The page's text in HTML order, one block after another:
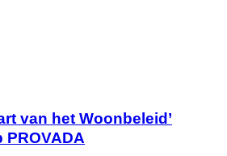
van het Woonbeleid’